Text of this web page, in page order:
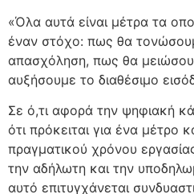
«Όλα αυτά είναι μέτρα τα
έναν στόχο: πως θα
απασχόληση, πως θα
αυξήσουμε το διαθέσιμο
Σε ό,τι αφορά την ψηφιακή
ότι πρόκειται για ένα μέτρο
πραγματικού χρόνου
την αδήλωτη και την
αυτό επιτυγχάνεται